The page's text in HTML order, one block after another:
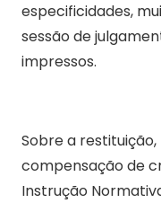
especificidades,
sessão de
impressos.
Sobre a
compensação de
Instrução